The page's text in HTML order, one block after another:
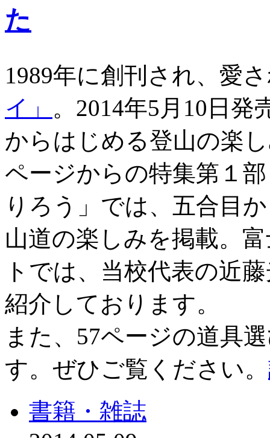
た
1989年に創刊され、愛
イ」 。2014年5月10日
からはじめる登山の楽
ページからの特集第１
りろう」では、五合目
山道の楽しみを掲載。
トでは、当校代表の近
紹介しております。
また、57ページの道具
す。ぜひご覧ください。
書籍・雑誌